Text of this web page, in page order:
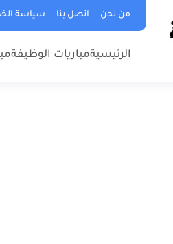
من نحن اتصل بنا سياسة
الرئيسيةمباريات الوظيفة